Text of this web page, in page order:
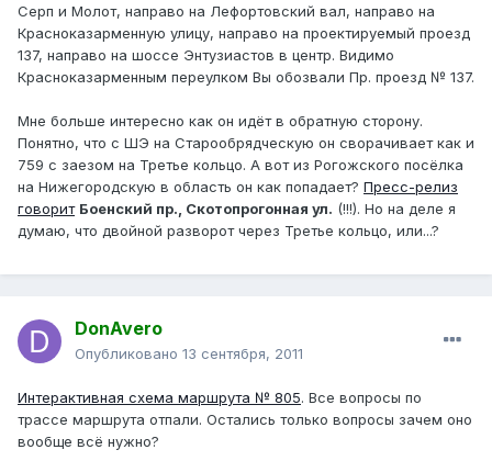
Серп и Молот, направо на Лефортовский вал, направо на
Красноказарменную улицу, направо на проектируемый проезд
137, направо на шоссе Энтузиастов в центр. Видимо
Красноказарменным переулком Вы обозвали Пр. проезд № 137.
Мне больше интересно как он идёт в обратную сторону.
Понятно, что с ШЭ на Старообрядческую он сворачивает как и
759 с заезом на Третье кольцо. А вот из Рогожского посёлка
на Нижегородскую в область он как попадает? Пресс-релиз
говорит Боенский пр., Скотопрогонная ул. (!!!). Но на деле я
думаю, что двойной разворот через Третье кольцо, или...?
DonAvero
Опубликовано 13 сентября, 2011
Интерактивная схема маршрута № 805. Все вопросы по
трассе маршрута отпали. Остались только вопросы зачем оно
вообще всё нужно?